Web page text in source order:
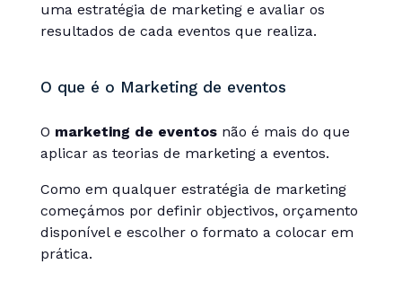
uma estratégia de marketing e avaliar os
resultados de cada eventos que realiza.
O que é o Marketing de eventos
O marketing de eventosnão é mais do que
aplicar as teorias de marketing a eventos.
Como em qualquer estratégia de marketing
começámos por definir objectivos, orçamento
disponível e escolher o formato a colocar em
prática.